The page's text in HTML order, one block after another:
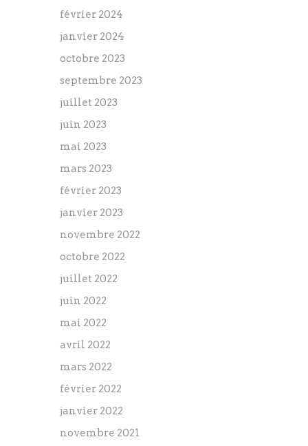
février 2024
janvier 2024
octobre 2023
septembre 2023
juillet 2023
juin 2023
mai 2023
mars 2023
février 2023
janvier 2023
novembre 2022
octobre 2022
juillet 2022
juin 2022
mai 2022
avril 2022
mars 2022
février 2022
janvier 2022
novembre 2021